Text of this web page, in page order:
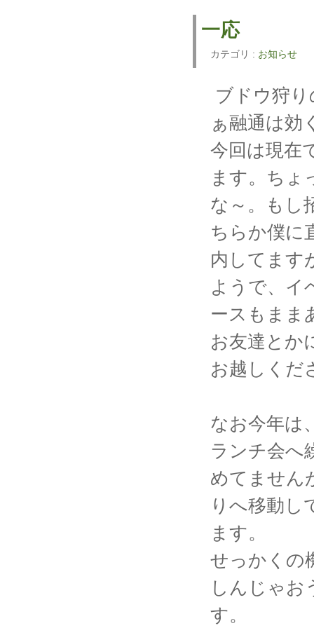
一応
カテゴリ : お知らせ
ブドウ狩
ぁ融通は効
今回は現在
ます。ちょ
な～。もし
ちらか僕に
内してます
ようで、イ
ースもまま
お友達とか
お越しくだ
なお今年は
ランチ会へ
めてません
りへ移動し
ます。
せっかくの
しんじゃお
す。